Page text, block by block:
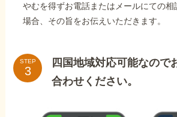
やむを得ずお電話またはメールにての相
場合、その旨をお伝えいただきます。
STEP
四国地域対応可能なので
合わせください。